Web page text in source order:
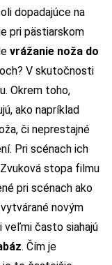
dopadajúce na
pri pästiarskom
vrážanie noža do
V skutočnosti
Okrem toho,
ako napríklad
či neprestajné
Pri scénach ich
stopa filmu
pri scénach ako
novým
veľmi často siahajú
. Čím je